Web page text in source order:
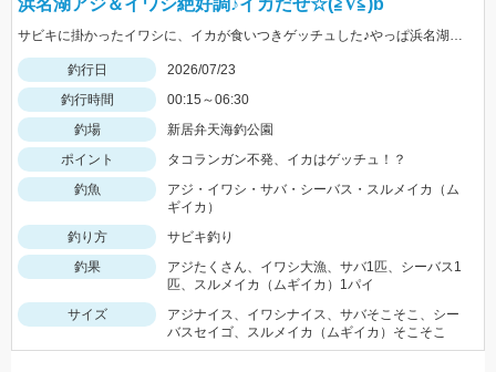
サビキに掛かったイワシに、イカが食いつきゲッチュした♪やっぱ浜名湖ドリーム♡
釣行日
2026/07/23
釣行時間
00:15～06:30
釣場
新居弁天海釣公園
ポイント
タコランガン不発、イカはゲッチュ！？
釣魚
アジ・イワシ・サバ・シーバス・スルメイカ（ム
ギイカ）
釣り方
サビキ釣り
釣果
アジたくさん、イワシ大漁、サバ1匹、シーバス1
匹、スルメイカ（ムギイカ）1パイ
サイズ
アジナイス、イワシナイス、サバそこそこ、シー
バスセイゴ、スルメイカ（ムギイカ）そこそこ